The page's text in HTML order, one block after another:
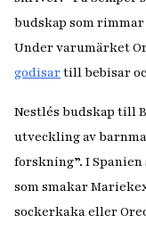
budskap som
Under varumärket
godisartill bebisar
Nestlés budskap till
utveckling av
forskning”. I
som smakar
sockerkaka eller